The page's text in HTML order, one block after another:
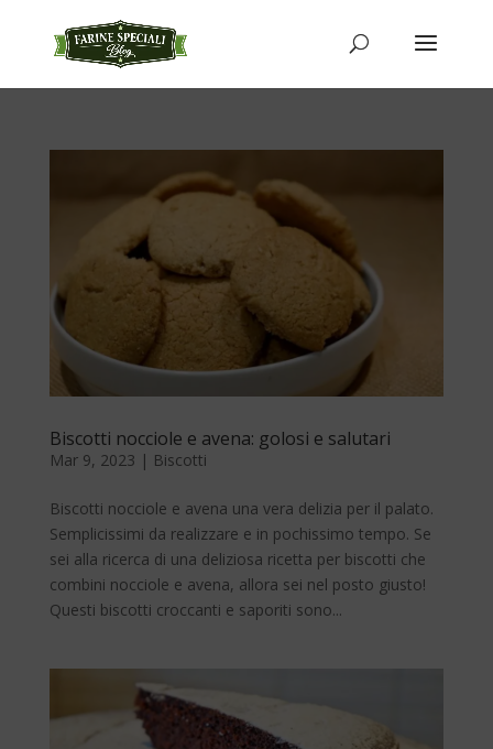
Biscotti nocciole e avena: golosi e salutari
Mar 9, 2023 | Biscotti
Biscotti nocciole e avena una vera delizia per il palato.
Semplicissimi da realizzare e in pochissimo tempo. Se
sei alla ricerca di una deliziosa ricetta per biscotti che
combini nocciole e avena, allora sei nel posto giusto!
Questi biscotti croccanti e saporiti sono...